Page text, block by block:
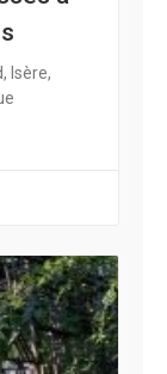
Isère,